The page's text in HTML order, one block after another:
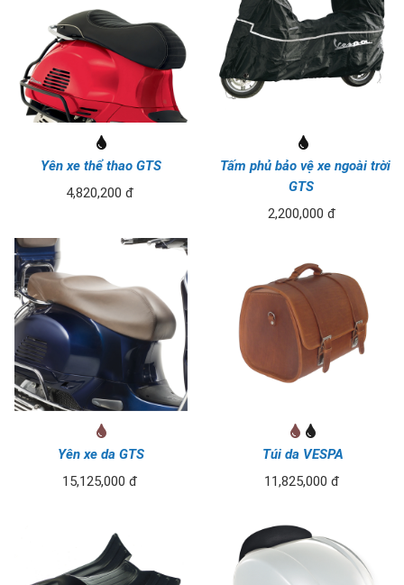
Yên xe thể thao GTS
4,820,200 đ
Tấm phủ bảo vệ xe ngoài trời
GTS
2,200,000 đ
Yên xe da GTS
15,125,000 đ
Túi da VESPA
11,825,000 đ